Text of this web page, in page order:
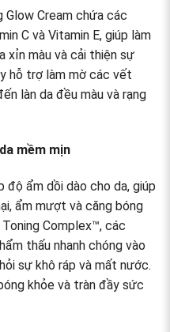
Glow Cream chứa các
C và Vitamin E, giúp làm
xỉn màu và cải thiện sự
hỗ trợ làm mờ các vết
làn da đều màu và rạng
mềm mịn
độ ẩm dồi dào cho da, giúp
ẩm mượt và căng bóng
Complex™, các
thấu nhanh chóng vào
sự khô ráp và mất nước.
khỏe và tràn đầy sức